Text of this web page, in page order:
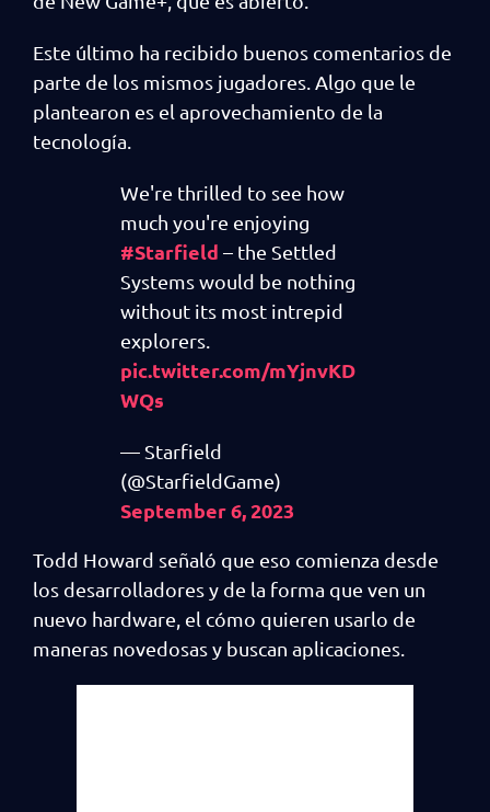
Este último ha recibido buenos comentarios de
parte de los mismos jugadores. Algo que le
plantearon es el aprovechamiento de la
tecnología.
We're thrilled to see how
much you're enjoying
#Starfield – the Settled
Systems would be nothing
without its most intrepid
explorers.
pic.twitter.com/mYjnvKD
WQs
— Starfield
(@StarfieldGame)
September 6, 2023
Todd Howard señaló que eso comienza desde
los desarrolladores y de la forma que ven un
nuevo hardware, el cómo quieren usarlo de
maneras novedosas y buscan aplicaciones.